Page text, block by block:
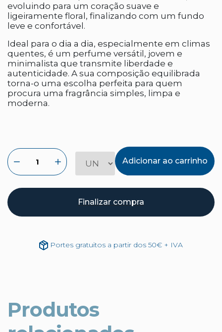
evoluindo para um coração suave e
ligeiramente floral, finalizando com um fundo
leve e confortável.
Ideal para o dia a dia, especialmente em climas
quentes, é um perfume versátil, jovem e
minimalista que transmite liberdade e
autenticidade. A sua composição equilibrada
torna-o uma escolha perfeita para quem
procura uma fragrância simples, limpa e
moderna.
Adicionar ao carrinho
Finalizar compra
Portes gratuitos a partir dos 50€ + IVA
Produtos